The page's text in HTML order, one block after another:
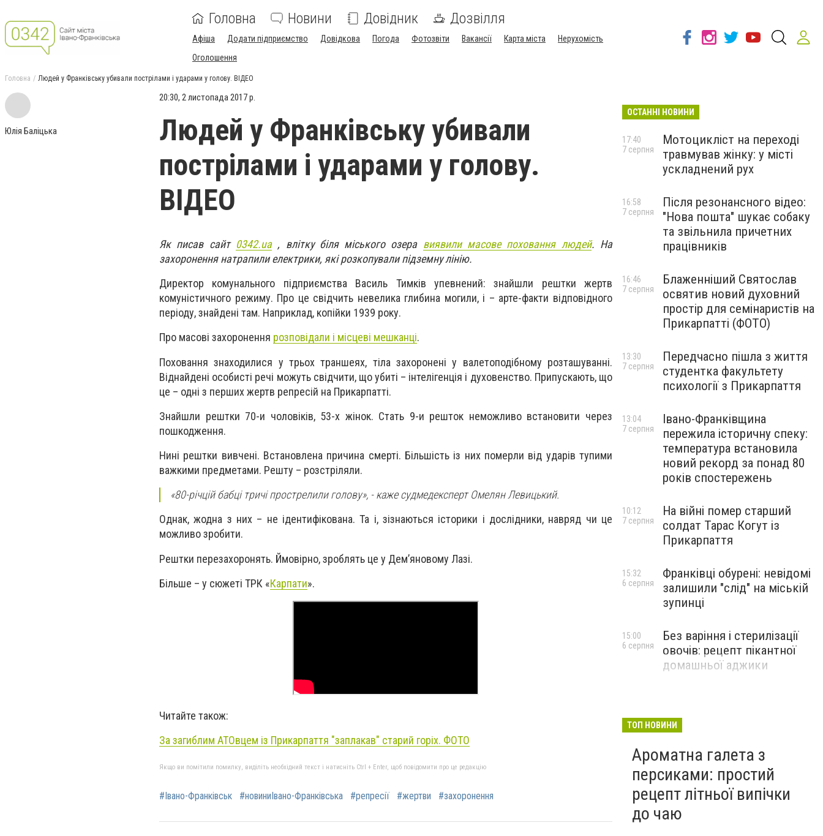
Головна Новини Довідник Дозвілля
Афіша Додати підприємство Довідкова Погода Фотозвіти Вакансії Карта міста
Нерухомість
Оголошення
Головна Людей у Франківську убивали пострілами і ударами у голову. ВІДЕО
Юлія Баліцька
20:30, 2 листопада 2017 р.
Людей у Франківську убивали
пострілами і ударами у голову.
ВІДЕО
Як писав сайт 0342.ua, влітку біля міського озера виявили масове поховання людей. На
захоронення натрапили електрики, які розкопували підземну лінію.
Директор комунального підприємства Василь Тимків упевнений: знайшли рештки жертв
комуністичного режиму. Про це свідчить невелика глибина могили, і – арте-факти відповідного
періоду, знайдені там. Наприклад, копійки 1939 року.
Про масові захоронення розповідали і місцеві мешканці.
Поховання знаходилися у трьох траншеях, тіла захоронені у валетоподібному розташуванні.
Віднайдені особисті речі можуть свідчити, що убиті – інтелігенція і духовенство. Припускають, що
це – одні з перших жертв репресій на Прикарпатті.
Знайшли рештки 70-и чоловіків, 53-х жінок. Стать 9-и решток неможливо встановити через
пошкодження.
Нині рештки вивчені. Встановлена причина смерті. Більшість із них померли від ударів тупими
важкими предметами. Решту – розстріляли.
«80-річцій бабці тричі прострелили голову», - каже судмедексперт Омелян Левицький.
Однак, жодна з них – не ідентифікована. Та і, зізнаються історики і дослідники, навряд чи це
можливо зробити.
Рештки перезахоронять. Ймовірно, зроблять це у Дем’яновому Лазі.
Більше – у сюжеті ТРК «Карпати».
Читайте також:
За загиблим АТОвцем із Прикарпаття "заплакав" старий горіх. ФОТО
Якщо ви помітили помилку, виділіть необхідний текст і натисніть Ctrl + Enter, щоб повідомити про це редакцію
#Івано-Франківськ #новиниІвано-Франківська #репресії #жертви #захоронення
ОСТАННІ НОВИНИ
Мотоцикліст на переході
травмував жінку: у місті
ускладнений рух
17:40
7 серпня
Після резонансного відео:
"Нова пошта" шукає собаку
та звільнила причетних
працівників
16:58
7 серпня
Блаженніший Святослав
освятив новий духовний
простір для семінаристів на
Прикарпатті (ФОТО)
16:46
7 серпня
Передчасно пішла з життя
студентка факультету
психології з Прикарпаття
13:30
7 серпня
Івано-Франківщина
пережила історичну спеку:
температура встановила
новий рекорд за понад 80
років спостережень
13:04
7 серпня
На війні помер старший
солдат Тарас Когут із
Прикарпаття
10:12
7 серпня
Франківці обурені: невідомі
залишили "слід" на міській
зупинці
15:32
6 серпня
Без варіння і стерилізації
овочів: рецепт пікантної
домашньої аджики
15:00
6 серпня
ТОП НОВИНИ
Ароматна галета з
персиками: простий
рецепт літньої випічки
до чаю